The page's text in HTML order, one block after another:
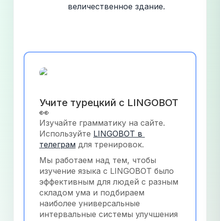
величественное здание.
Учите турецкий с LINGOBOT
👀
Изучайте грамматику на сайте.
Используйте LINGOBOT в
телеграм для тренировок.
Мы работаем над тем, чтобы
изучение языка с LINGOBOT было
эффективным для людей с разным
складом ума и подбираем
наиболее универсальные
интервальные системы улучшения